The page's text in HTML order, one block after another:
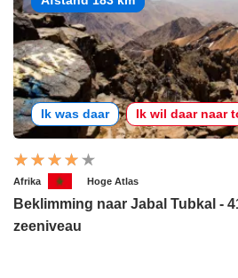
Ik was daar Ik wil daar naar
Afrika Hoge Atlas
Beklimming naar Jabal Tubkal -
zeeniveau